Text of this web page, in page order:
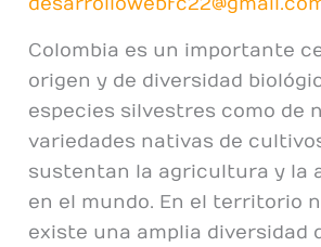
Colombia es un importante
origen y de diversidad
especies silvestres como de
variedades nativas de
sustentan la agricultura y la
en el mundo. En el territorio
existe una amplia diversidad